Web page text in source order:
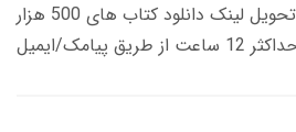
کاربری می باشد، و زمان تحویل لینک دانلود کتاب های 500 هزار
پیامک/ایمیل